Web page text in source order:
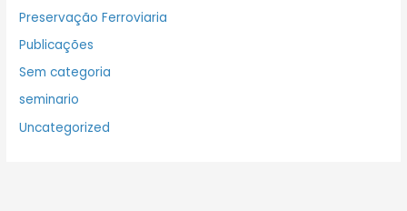
Preservação Ferroviaria
Publicações
Sem categoria
seminario
Uncategorized